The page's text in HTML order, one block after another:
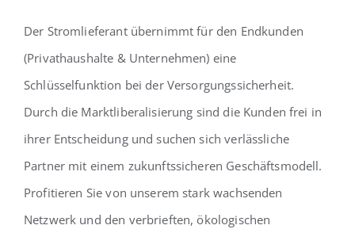
Der Stromlieferant übernimmt für den Endkunden
(Privathaushalte & Unternehmen) eine
Schlüsselfunktion bei der Versorgungssicherheit.
Durch die Marktliberalisierung sind die Kunden frei in
ihrer Entscheidung und suchen sich verlässliche
Partner mit einem zukunftssicheren Geschäftsmodell.
Profitieren Sie von unserem stark wachsenden
Netzwerk und den verbrieften, ökologischen